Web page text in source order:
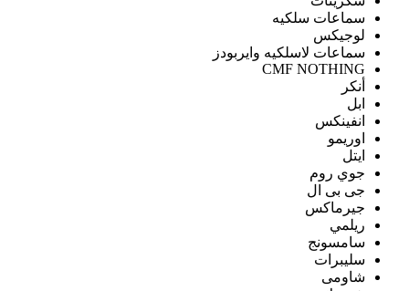
سماعات سلكيه
لوجيكس
سماعات لاسلكيه وايربودز
CMF NOTHING
أنكر
ابل
انفينكس
اوريمو
ايتل
جوي روم
جى بى ال
جيرماكس
ريلمي
سامسونج
سليبرات
شاومى